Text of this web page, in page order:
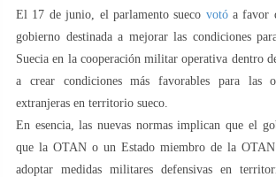
El 17 de junio, el parlamento sueco votóa favor
gobierno destinada a mejorar las condiciones
Suecia en la cooperación militar operativa dentro
a crear condiciones más favorables para las
extranjeras en territorio sueco.
En esencia, las nuevas normas implican que el
que la OTAN o un Estado miembro de la
adoptar medidas militares defensivas en